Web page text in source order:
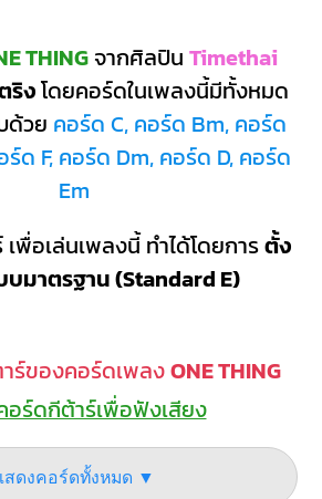
THINGจากศิลปิน Timethai
ริงโดยคอร์ดในเพลงนี้มีทั้งหมด
ด้วย คอร์ด C, คอร์ด Bm, คอร์ด
ด F, คอร์ด Dm, คอร์ด D, คอร์ด
Em
พื่อเล่นเพลงนี้ ทำได้โดยการตั้ง
มาตรฐาน (Standard E)
ร์ของคอร์ดเพลงONE THING
ร์ดกีต้าร์เพื่อฟังเสียง
สดงคอร์ดทั้งหมด ▼